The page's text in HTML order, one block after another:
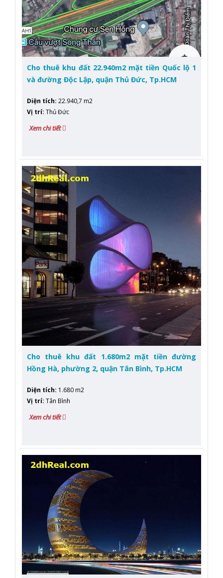
Cho thuê khu đất 22.940m2 mặt tiền Quốc lộ 1
và đường Độc Lập, quận Thủ Đức, Tp.HCM
Diện tích: 22.940,7 m2
Vị trí: Thủ Đức
Xem chi tiết
Cho thuê khu đất 1.680m2 mặt tiền đường
Hồng Hà, phường 2, quận Tân Bình, Tp.HCM
Diện tích: 1.680 m2
Vị trí: Tân Bình
Xem chi tiết